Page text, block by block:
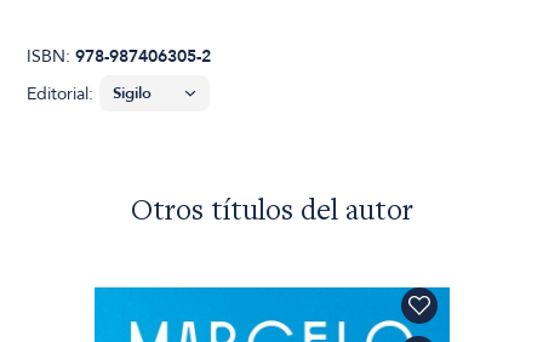
ISBN:978-987406305-2
Editorial:
Otros títulos del autor